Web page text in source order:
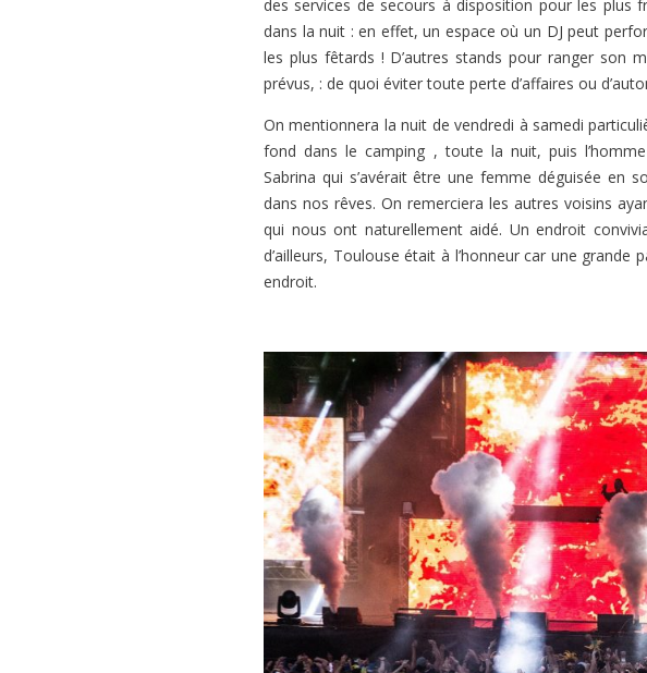
des services de secours à disposition pour les plus
dans la nuit : en effet, un espace où un DJ peut
les plus fêtards ! D’autres stands pour ranger son
prévus, : de quoi éviter toute perte d’affaires ou
On mentionnera la nuit de vendredi à samedi
fond dans le camping , toute la nuit, puis
Sabrina qui s’avérait être une femme déguisée en
dans nos rêves. On remerciera les autres voisins
qui nous ont naturellement aidé. Un endroit
d’ailleurs, Toulouse était à l’honneur car une
endroit.